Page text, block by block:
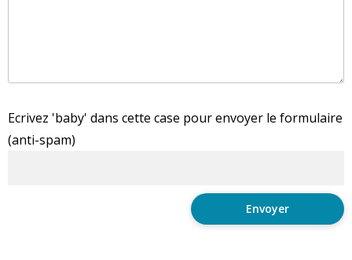
Ecrivez 'baby' dans cette case pour envoyer le formulaire
(anti-spam)